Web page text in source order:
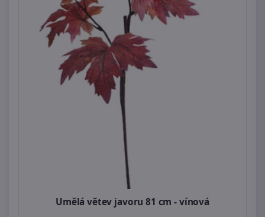
Umělá větev javoru 81 cm - vínová